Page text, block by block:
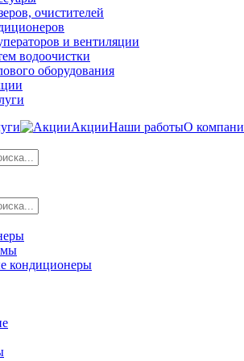
очистителей
и вентиляции
водоочистки
оборудования
АкцииНаши работыО
кондиционеры